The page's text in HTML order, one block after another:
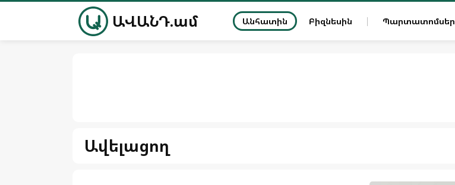
ԱՎԱՆԴ.ամ Անհատին Բիզնեսին Պարտատոմսեր
Ավելացող